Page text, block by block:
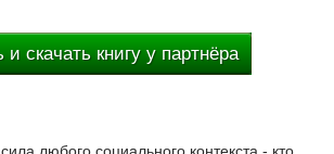
и скачать книгу у партнёра